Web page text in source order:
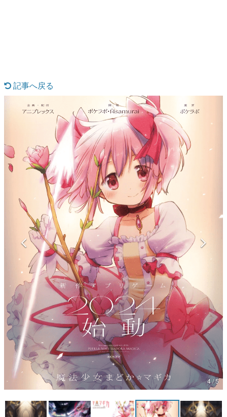
なんでゲームは面白い？
ゲーム開発者・hamatsu氏がゲームの魅力を画面や操作の
具体的な形から解き明かしていく、硬派で骨太な評論連載
です。
ゲームが変えた日本語
「経験値」「裏技」「ラスボス」… ゲームにまつわる言葉
の起源や用法の変遷を、コンピューター文化史研究家・タ
イニーP氏が徹底調査。
カテゴリ
特集記事
マンガ
女性向け
アプリレビュー
その他
電ファミニコゲーマーとは？
運営：株式会社マレ
記事へ戻る
4 / 5